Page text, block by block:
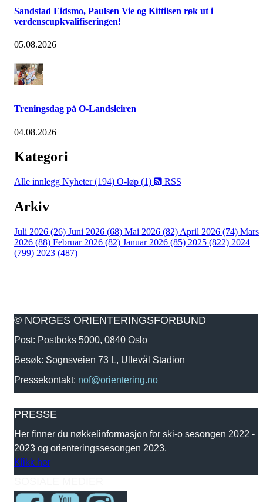
Sandstad Eidsmo, Paulsen Vie og Kittilsen røk ut i
verdenscupkvalifiseringen!
05.08.2026
Treningsdag på O-Landsleiren
04.08.2026
Kategori
Alle innlegg Nyheter (194) O-løp (1) RSS
Arkiv
Juli 2026 (26) Juni 2026 (68) Mai 2026 (82) April 2026 (74) Mars
2026 (88) Februar 2026 (82) Januar 2026 (85) 2025 (822) 2024
(799) 2023 (487)
© NORGES ORIENTERINGSFORBUND
Post: Postboks 5000, 0840 Oslo
Besøk: Sognsveien 73 L, Ullevål Stadion
Pressekontakt: nof@orientering.no
PRESSE
Her finner du nøkkelinformasjon for ski-o sesongen 2022 -
2023 og orienteringssesongen 2023.
Klikk her